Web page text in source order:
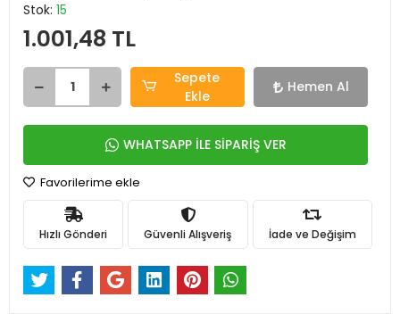
Stok: 15
1.001,48 TL
Sepete
Ekle
Hemen Al
WHATSAPP İLE SİPARİŞ VER
Favorilerime ekle
Hızlı Gönderi Güvenli Alışveriş İade ve Değişim